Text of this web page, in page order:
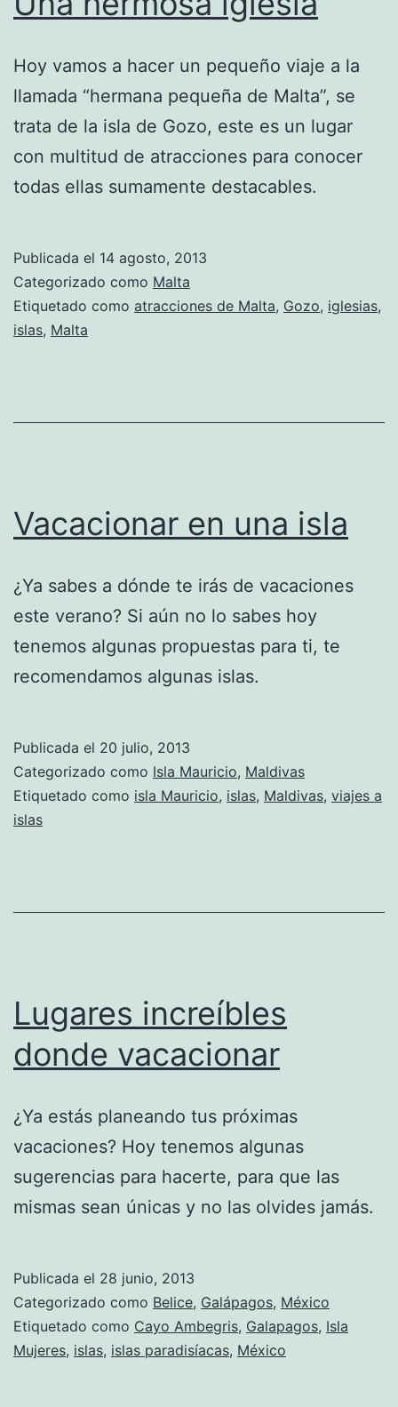
Hoy vamos a hacer un pequeño viaje a la
llamada “hermana pequeña de Malta”, se
trata de la isla de Gozo, este es un lugar
con multitud de atracciones para conocer
todas ellas sumamente destacables.
Publicada el 14 agosto, 2013
Categorizado como Malta
Etiquetado como atracciones de Malta, Gozo, iglesias,
islas, Malta
Vacacionar en una isla
¿Ya sabes a dónde te irás de vacaciones
este verano? Si aún no lo sabes hoy
tenemos algunas propuestas para ti, te
recomendamos algunas islas.
Publicada el 20 julio, 2013
Categorizado como Isla Mauricio, Maldivas
Etiquetado como isla Mauricio, islas, Maldivas, viajes a
islas
Lugares increíbles
donde vacacionar
¿Ya estás planeando tus próximas
vacaciones? Hoy tenemos algunas
sugerencias para hacerte, para que las
mismas sean únicas y no las olvides jamás.
Publicada el 28 junio, 2013
Categorizado como Belice, Galápagos, México
Etiquetado como Cayo Ambegris, Galapagos, Isla
Mujeres, islas, islas paradisíacas, México